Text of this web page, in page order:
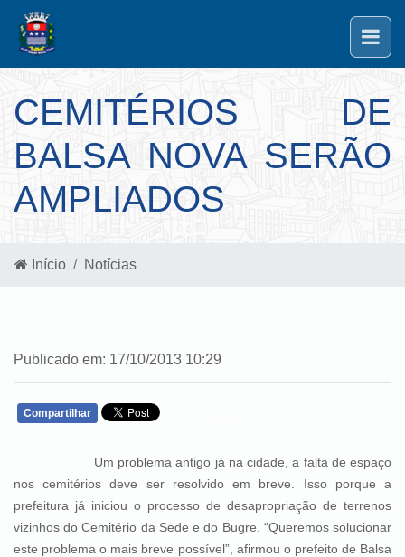
CEMITÉRIOS DE
BALSA NOVA SERÃO
AMPLIADOS
Início Notícias
Publicado em: 17/10/2013 10:29
Compartilhar
Um problema antigo já na cidade, a falta de espaço
nos cemitérios deve ser resolvido em breve. Isso porque a
prefeitura já iniciou o processo de desapropriação de terrenos
vizinhos do Cemitério da Sede e do Bugre. “Queremos solucionar
este problema o mais breve possível”, afirmou o prefeito de Balsa